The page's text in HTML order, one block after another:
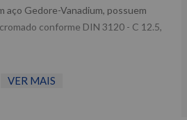
aço Gedore-Vanadium, possuem
conforme DIN 3120 - C 12.5,
VER MAIS